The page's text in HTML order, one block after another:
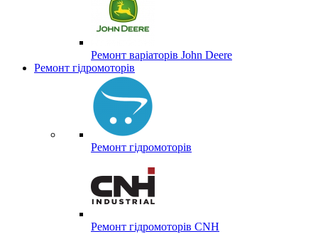
Ремонт варіаторів John Deere
Ремонт гідромоторів
Ремонт гідромоторів
Ремонт гідромоторів CNH